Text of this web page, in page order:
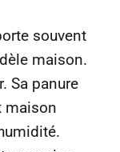
souvent
maison.
Sa panure
maison